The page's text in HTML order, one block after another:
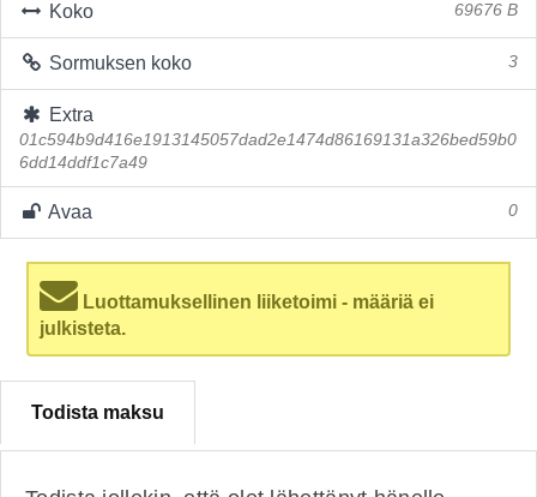
Koko 69676 B
Sormuksen koko 3
Extra
01c594b9d416e1913145057dad2e1474d86169131a326bed59b0
6dd14ddf1c7a49
Avaa 0
Luottamuksellinen liiketoimi - määriä ei
julkisteta.
Todista maksu